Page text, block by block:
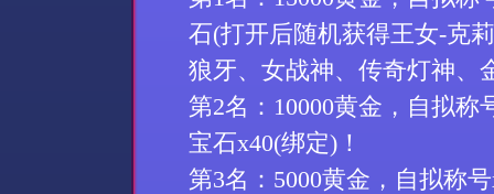
石(打开后随机获得王女-克
狼牙、女战神、传奇灯神、
第2名： 10000黄金，自拟称
宝石x40(绑定)！
第3名： 5000黄金，自拟称号